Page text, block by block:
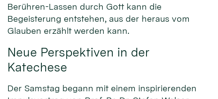
Berühren-Lassen durch Gott kann die
Begeisterung entstehen, aus der heraus vom
Glauben erzählt werden kann.
Neue Perspektiven in der
Katechese
Der Samstag begann mit einem inspirierenden